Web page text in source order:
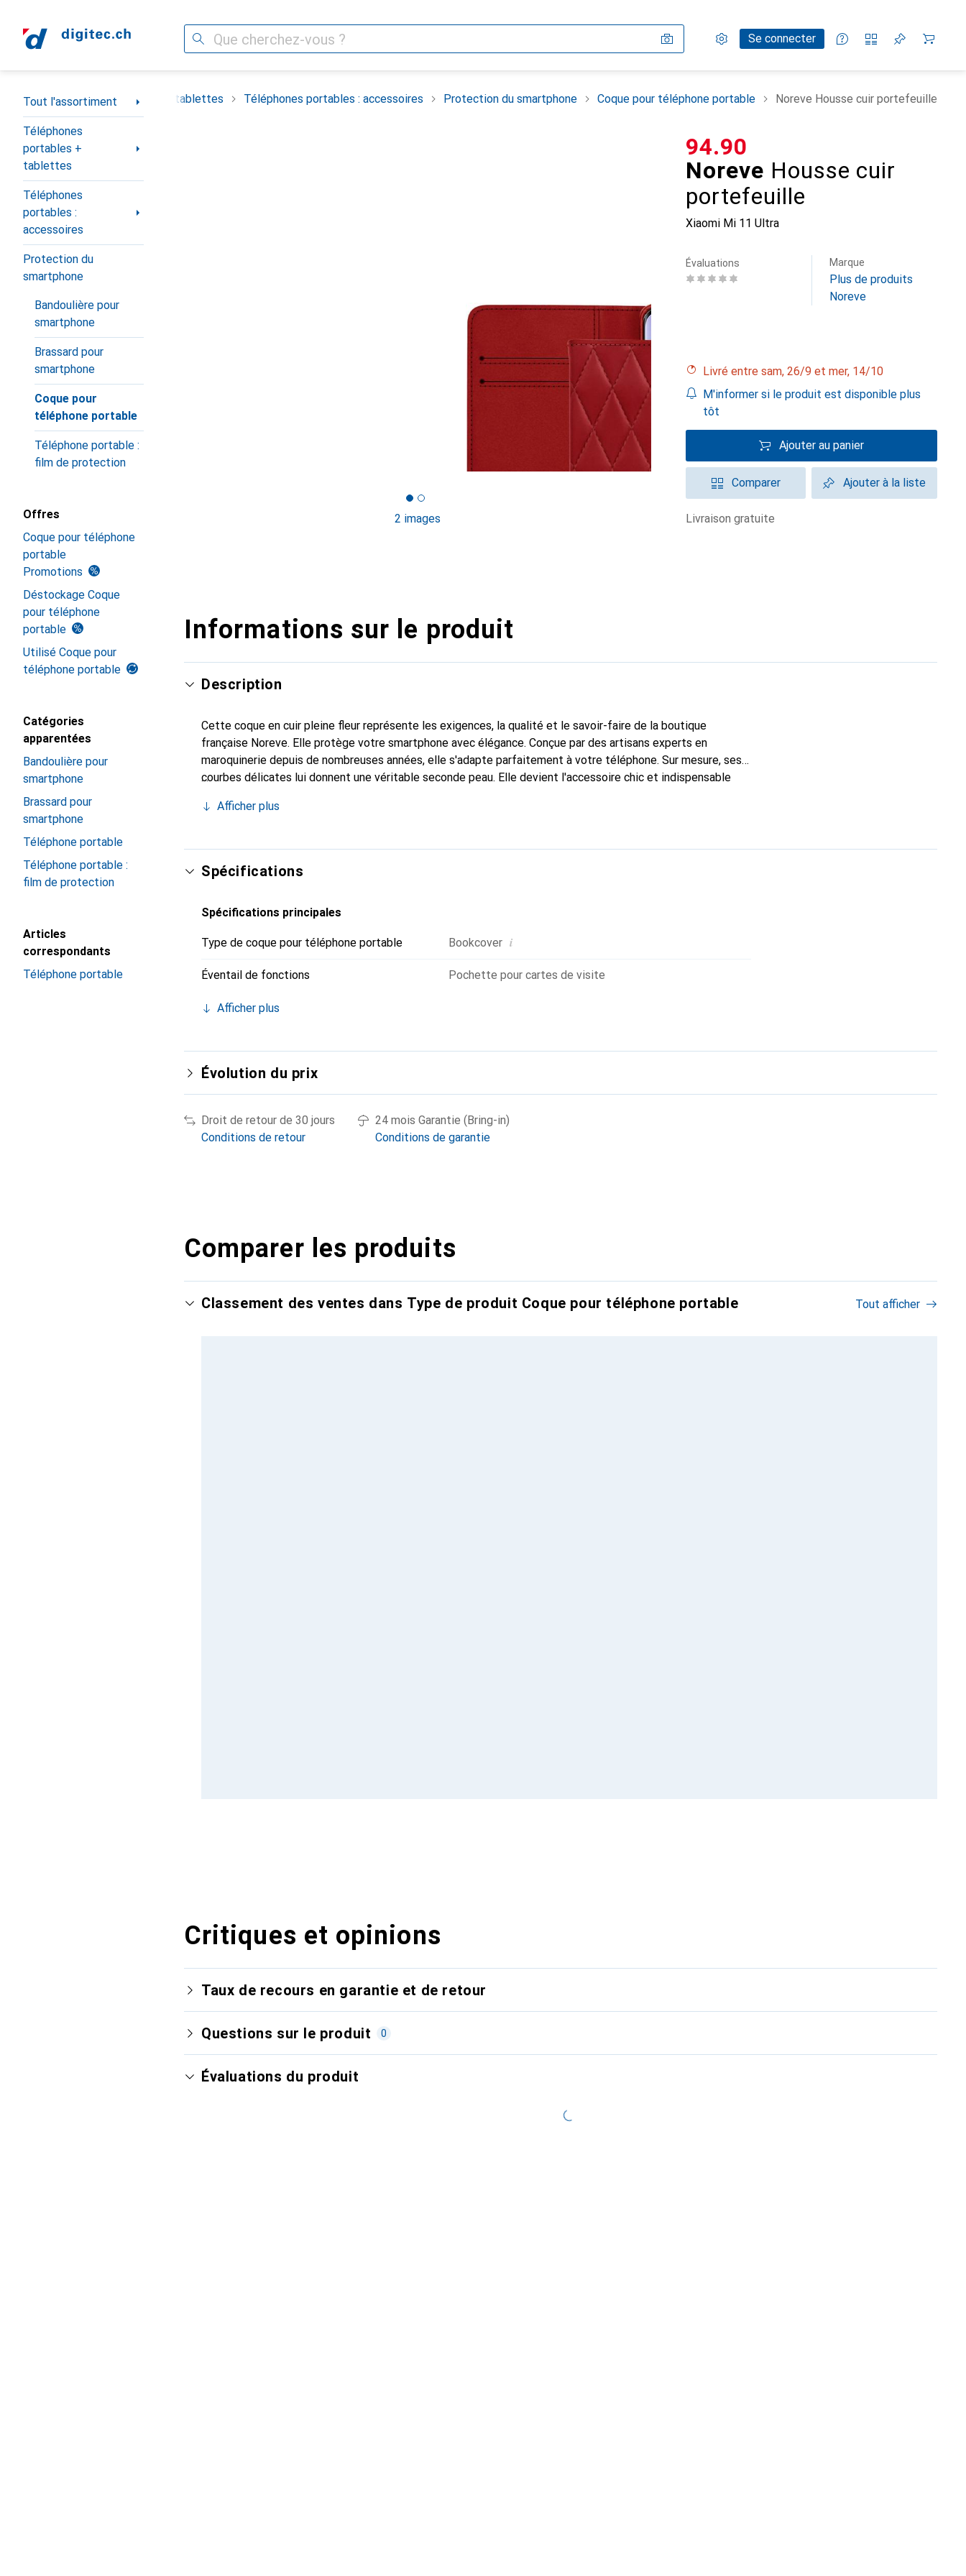
Recherche Paramètres
Compte clientSe connecter
Listes de comparaison
Listes d'envies
Panier
Navigation par catégorie
Tout l'assortiment
Téléphones
portables +
tablettes
Téléphones
portables :
accessoires
Protection du
smartphone
Bandoulière pour
smartphone
Brassard pour
smartphone
Coque pour
téléphone portable
Téléphone portable :
film de protection
Offres
Coque pour téléphone
portable
Promotions
Déstockage Coque
pour téléphone
portable
Utilisé Coque pour
téléphone portable
Catégories
apparentées
Bandoulière pour
smartphone
Brassard pour
smartphone
Téléphone portable
Téléphone portable :
film de protection
Articles
correspondants
Téléphone portable
Téléphones portables + tablettes Téléphones portables : accessoires Protection du smartphone Coque pour téléphone portable Noreve Housse cuir portefeuille
2 images
Noreve Housse cuir
portefeuille
Xiaomi Mi 11 Ultra
CHF
94.90
Évaluations Marque
Plus de produits
Noreve
Livré entre sam, 26/9 et mer, 14/10
M'informer si le produit est disponible plus
tôt
Ajouter au panier
Comparer Ajouter à la liste
livraison gratuite
Informations sur le produit
Description
Cette coque en cuir pleine fleur représente les exigences, la qualité et le savoir-faire de la boutique
française Noreve. Elle protège votre smartphone avec élégance. Conçue par des artisans experts en
maroquinerie depuis de nombreuses années, elle s'adapte parfaitement à votre téléphone. Sur mesure, ses
courbes délicates lui donnent une véritable seconde peau. Elle devient l'accessoire chic et indispensable
Noreve est un choix sûr pour une clientèle exigeante.
Afficher plus
Spécifications
Spécifications principales
Type de coque pour téléphone portable Bookcover i
Éventail de fonctions Pochette pour cartes de visite
Afficher plus
Évolution du prix
Droit de retour de 30 jours
Conditions de retour
24 mois Garantie (Bring-in)
Conditions de garantie
Comparer les produits
Classement des ventes dans Type de produit Coque pour téléphone portable Tout afficher
Critiques et opinions
Taux de recours en garantie et de retour
Questions sur le produit 0
Évaluations du produit